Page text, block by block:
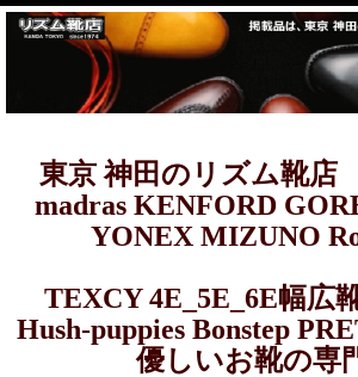
東京 神田のリズム靴
madras KENFORD
YONEX MIZUNO
TEXCY 4E_5E_6E幅広
Hush-puppies Bonstep
優しいお靴の専